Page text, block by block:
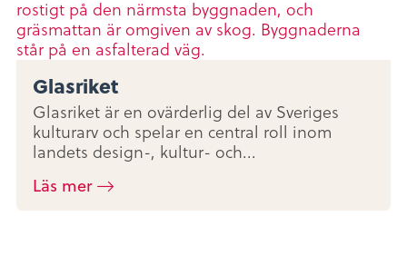
Glasriket
Glasriket är en ovärderlig del av Sveriges
kulturarv och spelar en central roll inom
landets design-, kultur- och...
Läs mer